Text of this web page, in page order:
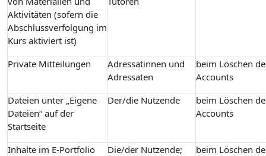
Aktivitäten (sofern die
Abschlussverfolgung im
Kurs aktiviert ist)
Private Mitteilungen
Adressatinnen und
Adressaten
beim Löschen
Accounts
Dateien unter „Eigene
Dateien“ auf der
Startseite
Der/die Nutzende
beim Löschen
Accounts
Inhalte im E-Portfolio
Die/der Nutzende;
beim Löschen